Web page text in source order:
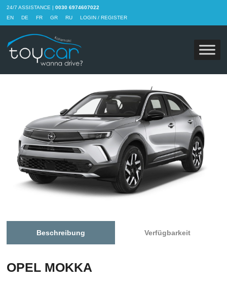
24/7 ASSISTANCE | 0030 6974607022
EN
DE FR GR RU LOGIN / REGISTER
Beschreibung Verfügbarkeit
OPEL MOKKA